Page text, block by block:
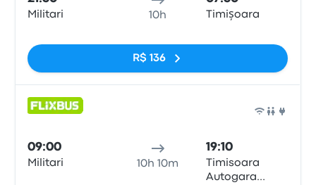
Militari 10h
Timișoara
R$ 136
09:00
Militari 10h 10m
19:10
Timisoara
Autogara